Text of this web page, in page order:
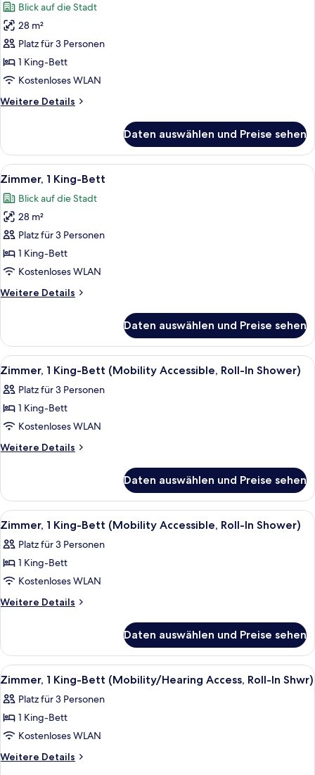
für
Zimmer,
1 King-
Bett
anzeigen
Blick auf die Stadt
28 m²
Platz für 3 Personen
1 King-Bett
Kostenloses WLAN
Weitere Details
Weitere
1 King-
Bett
Daten auswählen und Preise sehen
Alle
Fotos
für
Zimmer,
1 King-
Bett
anzeigen
Ein Hotelzimmer mit einem großen
13
Zimmer, 1 King-Bett
Blick auf die Stadt
28 m²
Platz für 3 Personen
1 King-Bett
Kostenloses WLAN
Weitere Details
Weitere
1 King-
Bett
Daten auswählen und Preise sehen
Alle
Fotos
für
Zimmer,
1 King-
Bett
Roll-
In
Shower)
anzeigen
Ein Hotelzimmer mit einem großen
10
Zimmer, 1 King-Bett (Mobility Accessible, Roll-In Shower)
Platz für 3 Personen
1 King-Bett
Kostenloses WLAN
Weitere Details
Weitere
1 King-
Bett
(Mobility
Roll-
In
Daten auswählen und Preise sehen
Alle
Fotos
für
Zimmer,
1 King-
Bett
Roll-
In
Shower)
anzeigen
Ein Hotelzimmer mit einem großen
9
Zimmer, 1 King-Bett (Mobility Accessible, Roll-In Shower)
Platz für 3 Personen
1 King-Bett
Kostenloses WLAN
Weitere Details
Weitere
1 King-
Bett
(Mobility
Roll-
In
Daten auswählen und Preise sehen
Alle
Fotos
für
Zimmer,
1 King-
Bett
Ein Hotelzimmer mit einem großen
17
Zimmer, 1 King-Bett (Mobility/Hearing Access, Roll-In Shwr)
Platz für 3 Personen
1 King-Bett
Kostenloses WLAN
Weitere Details
Weitere